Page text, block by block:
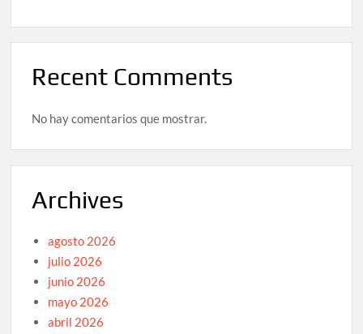
Recent Comments
No hay comentarios que mostrar.
Archives
agosto 2026
julio 2026
junio 2026
mayo 2026
abril 2026